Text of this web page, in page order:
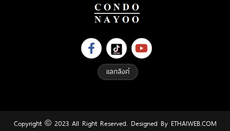
แลกลิงค์
Copyright © 2023 All Right Reserved. Designed By ETHAIWEB.COM